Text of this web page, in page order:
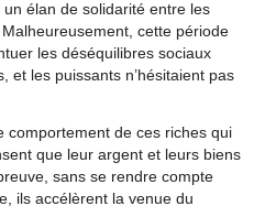
élan de solidarité entre les
cette période
les déséquilibres sociaux
et les puissants n’hésitaient pas
comportement de ces riches qui
que leur argent et leurs biens
sans se rendre compte
ils accélèrent la venue du